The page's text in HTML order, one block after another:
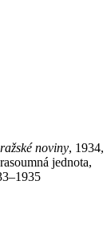
noviny, 1934,
jednota,